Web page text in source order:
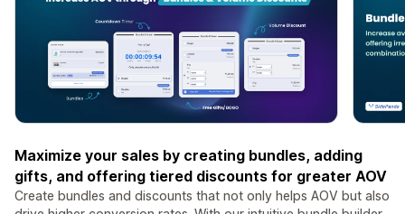
Maximize your sales by creating bundles, adding
gifts, and offering tiered discounts for greater AOV
Create bundles and discounts that not only helps AOV but also